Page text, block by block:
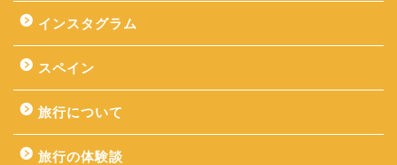
インスタグラム
スペイン
旅行について
旅行の体験談